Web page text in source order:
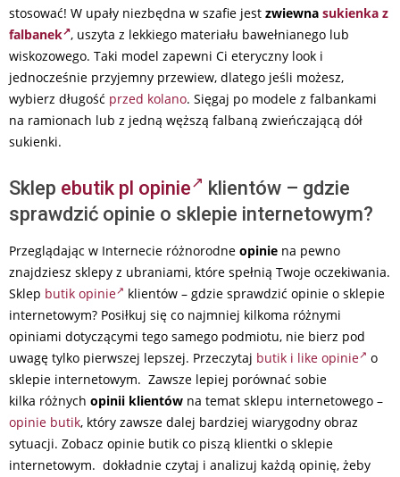
stosować! W upały niezbędna w szafie jest zwiewna sukienka z
falbanek , uszyta z lekkiego materiału bawełnianego lub
wiskozowego. Taki model zapewni Ci eteryczny look i
jednocześnie przyjemny przewiew, dlatego jeśli możesz,
wybierz długość przed kolano. Sięgaj po modele z falbankami
na ramionach lub z jedną węższą falbaną zwieńczającą dół
sukienki.
Sklep ebutik pl opinie
klientów – gdzie
sprawdzić opinie o sklepie internetowym?
Przeglądając w Internecie różnorodne opinie na pewno
znajdziesz sklepy z ubraniami, które spełnią Twoje oczekiwania.
Sklep butik opinie
klientów – gdzie sprawdzić opinie o sklepie
internetowym? Posiłkuj się co najmniej kilkoma różnymi
opiniami dotyczącymi tego samego podmiotu, nie bierz pod
uwagę tylko pierwszej lepszej. Przeczytaj butik i like opinie
o
sklepie internetowym. Zawsze lepiej porównać sobie
kilka różnych opinii klientów na temat sklepu internetowego –
opinie butik, który zawsze dalej bardziej wiarygodny obraz
sytuacji. Zobacz opinie butik co piszą klientki o sklepie
internetowym. dokładnie czytaj i analizuj każdą opinię, żeby